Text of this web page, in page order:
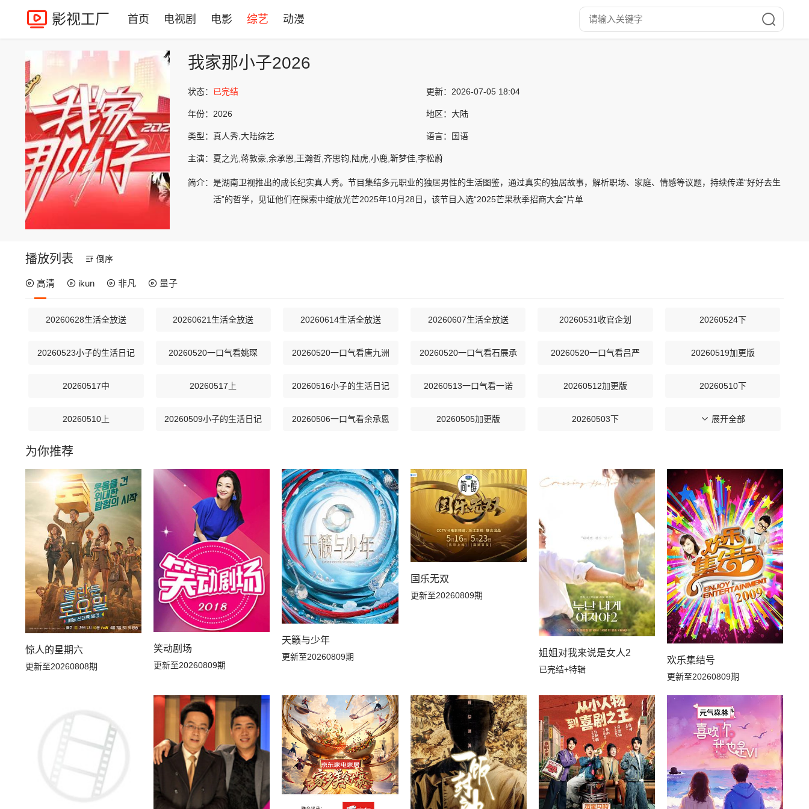
影视工厂 首页 电视剧 电影 综艺 动漫
我家那小子2026
状态： 已完结 更新： 2026-07-05 18:04
年份： 2026 地区： 大陆
类型： 真人秀,大陆综艺 语言： 国语
主演： 夏之光,蒋敦豪,余承恩,王瀚哲,齐思钧,陆虎,小鹿,靳梦佳,李松蔚
简介： 是湖南卫视推出的成长纪实真人秀。节目集结多元职业的独居男性的生活图鉴，通过真实的独居故事，解析职场、家庭、情感等议题，持续传递“好好去生
活”的哲学，见证他们在探索中绽放光芒2025年10月28日，该节目入选“2025芒果秋季招商大会”片单
播放列表 倒序
高清 ikun 非凡 量子
20260628生活全放送 20260621生活全放送 20260614生活全放送 20260607生活全放送 20260531收官企划 20260524下
20260523小子的生活日记 20260520一口气看姚琛 20260520一口气看唐九洲 20260520一口气看石展承 20260520一口气看吕严 20260519加更版
20260517中 20260517上 20260516小子的生活日记 20260513一口气看一诺 20260512加更版 20260510下
20260510上 20260509小子的生活日记 20260506一口气看余承恩 20260505加更版 20260503下 20260503上
20260502小子的生活日记
20260422一口气看夏之光 20260421加更版 20260419下 20260419上 20260418小子的生活日记 20260414加更版
20260412下 20260412上 20260411小子的生活日记 20260408一口气看王瀚哲 20260407加更版 20260405下
20260405上 20260404小子的生活日记 20260331加更版 20260329下 20260329上 20260328小子的生活日记
20260324加更版 20260322下 20260322上 20260321小子的生活日记 20260317加更版 20260315下
20260315上 20260314小子的生活日记 20260310加更版 20260308上 20260307小子的生活日记
20260303加更版 20260301下 20260301上 EP00
展开全部
为你推荐
惊人的星期六
更新至20260808期
笑动剧场
更新至20260809期
天籁与少年
更新至20260809期
国乐无双
更新至20260809期
姐姐对我来说是女人2
已完结+特辑
欢乐集结号
更新至20260809期